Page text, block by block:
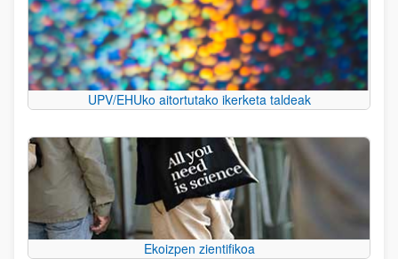
UPV/EHUko aitortutako ikerketa taldeak
Ekoizpen zientifikoa